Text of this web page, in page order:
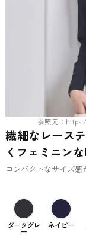
参照元：
繊細なレース
くフェミニン
コンパクトなサイズ
ダークグレ
ー
ネイビー